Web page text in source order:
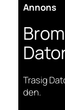
Annons
Trasig
den.